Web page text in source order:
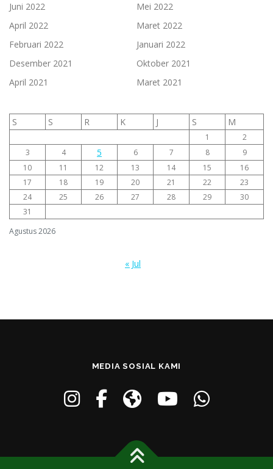
Juni 2022
Mei 2022
April 2022
Maret 2022
Februari 2022
Januari 2022
Desember 2021
Oktober 2021
April 2021
Maret 2021
Agustus 2026
S S R K J S M
1
2
3
4 5 6 7 8
9
10
11 12 13 14 15
16
17
18 19 20 21 22
23
24
25 26 27 28 29
30
31
« Jul
MEDIA SOSIAL KAMI